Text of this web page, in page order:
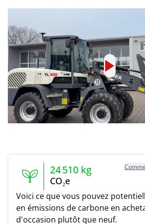
24 510 kg
CO₂e
Voici ce que vous pouvez
en émissions de carbone en
d'occasion plutôt que neuf.